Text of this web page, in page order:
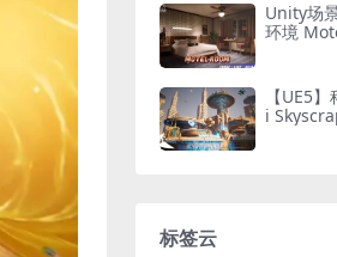
Unity场
环境
【UE5
i
标签云